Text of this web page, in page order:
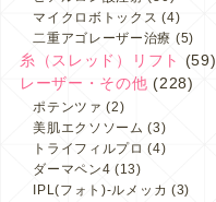
マイクロボトックス (4)
二重アゴレーザー治療 (5)
糸（スレッド）リフト (59)
レーザー・その他 (228)
ポテンツァ (2)
美肌エクソソーム (3)
トライフィルプロ (4)
ダーマペン4 (13)
IPL(フォト)-ルメッカ (3)